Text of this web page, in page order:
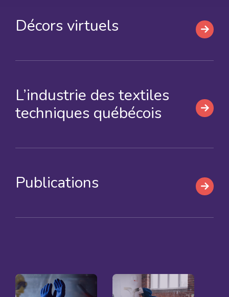
Décors virtuels
L’industrie des textiles
techniques québécois
Publications